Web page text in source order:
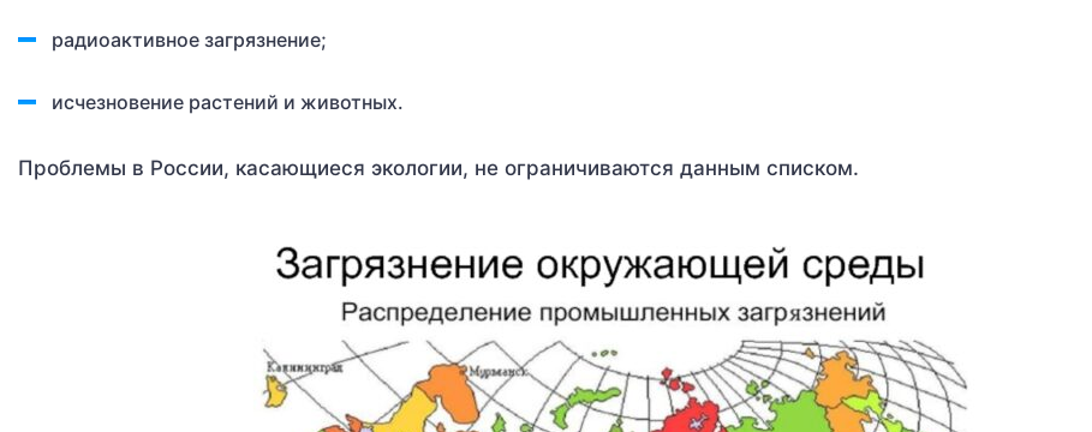
радиоактивное загрязнение;
исчезновение растений и животных.
Проблемы в России, касающиеся экологии, не ограничиваются данным списком.